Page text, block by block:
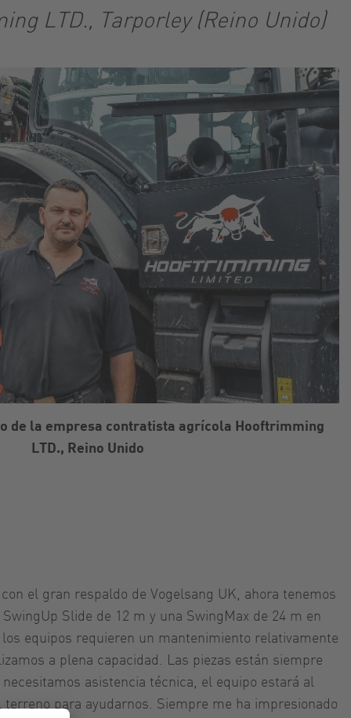
LTD., Tarporley (Reino Unido)
de la empresa contratista agrícola Hooftrimming
LTD., Reino Unido
el gran respaldo de Vogelsang UK, ahora tenemos
Slide de 12 m y una SwingMax de 24 m en
equipos requieren un mantenimiento relativamente
a plena capacidad. Las piezas están siempre
asistencia técnica, el equipo estará al
para ayudarnos. Siempre me ha impresionado